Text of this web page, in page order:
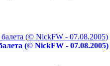
(© NickFW - 07.08.2005)